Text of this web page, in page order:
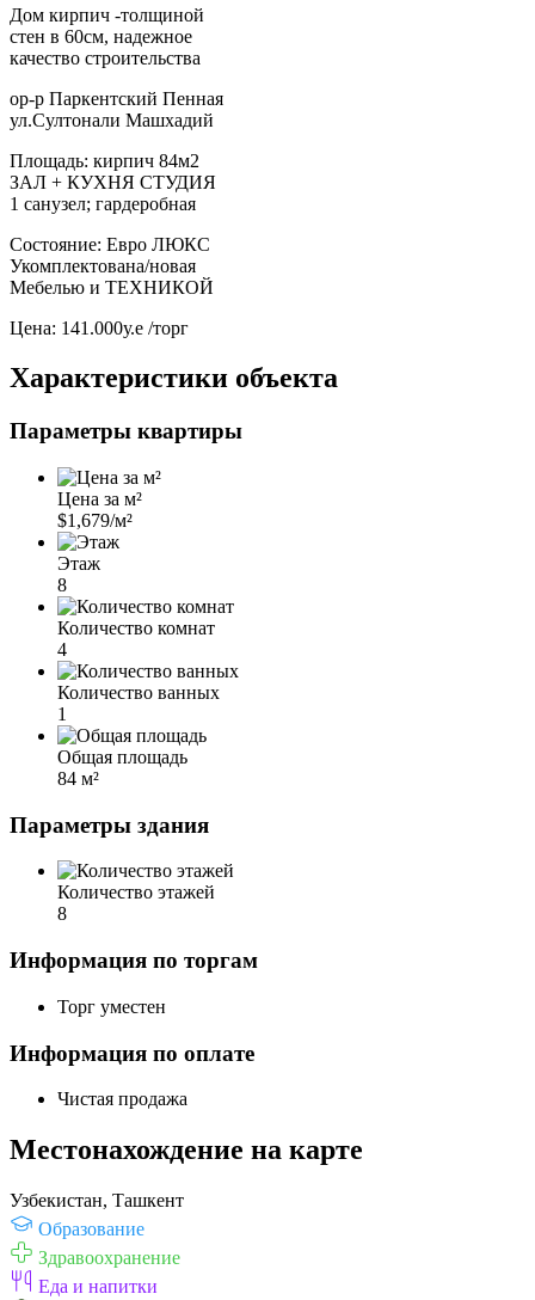
Дом кирпич -толщиной
стен в 60см, надежное
качество строительства
ор-р Паркентский Пенная
ул.Султонали Машхадий
Площадь: кирпич 84м2
ЗАЛ + КУХНЯ СТУДИЯ
1 санузел; гардеробная
Состояние: Евро ЛЮКС
Укомплектована/новая
Мебелью и ТЕХНИКОЙ
Цена: 141.000у.е /торг
Характеристики объекта
Параметры квартиры
Цена за м²
$1,679/м²
Этаж
8
Количество комнат
4
Количество ванных
1
Общая площадь
84 м²
Параметры здания
Количество этажей
8
Информация по торгам
Торг уместен
Информация по оплате
Чистая продажа
Местонахождение на карте
Узбекистан, Ташкент
Образование
Здравоохранение
Еда и напитки